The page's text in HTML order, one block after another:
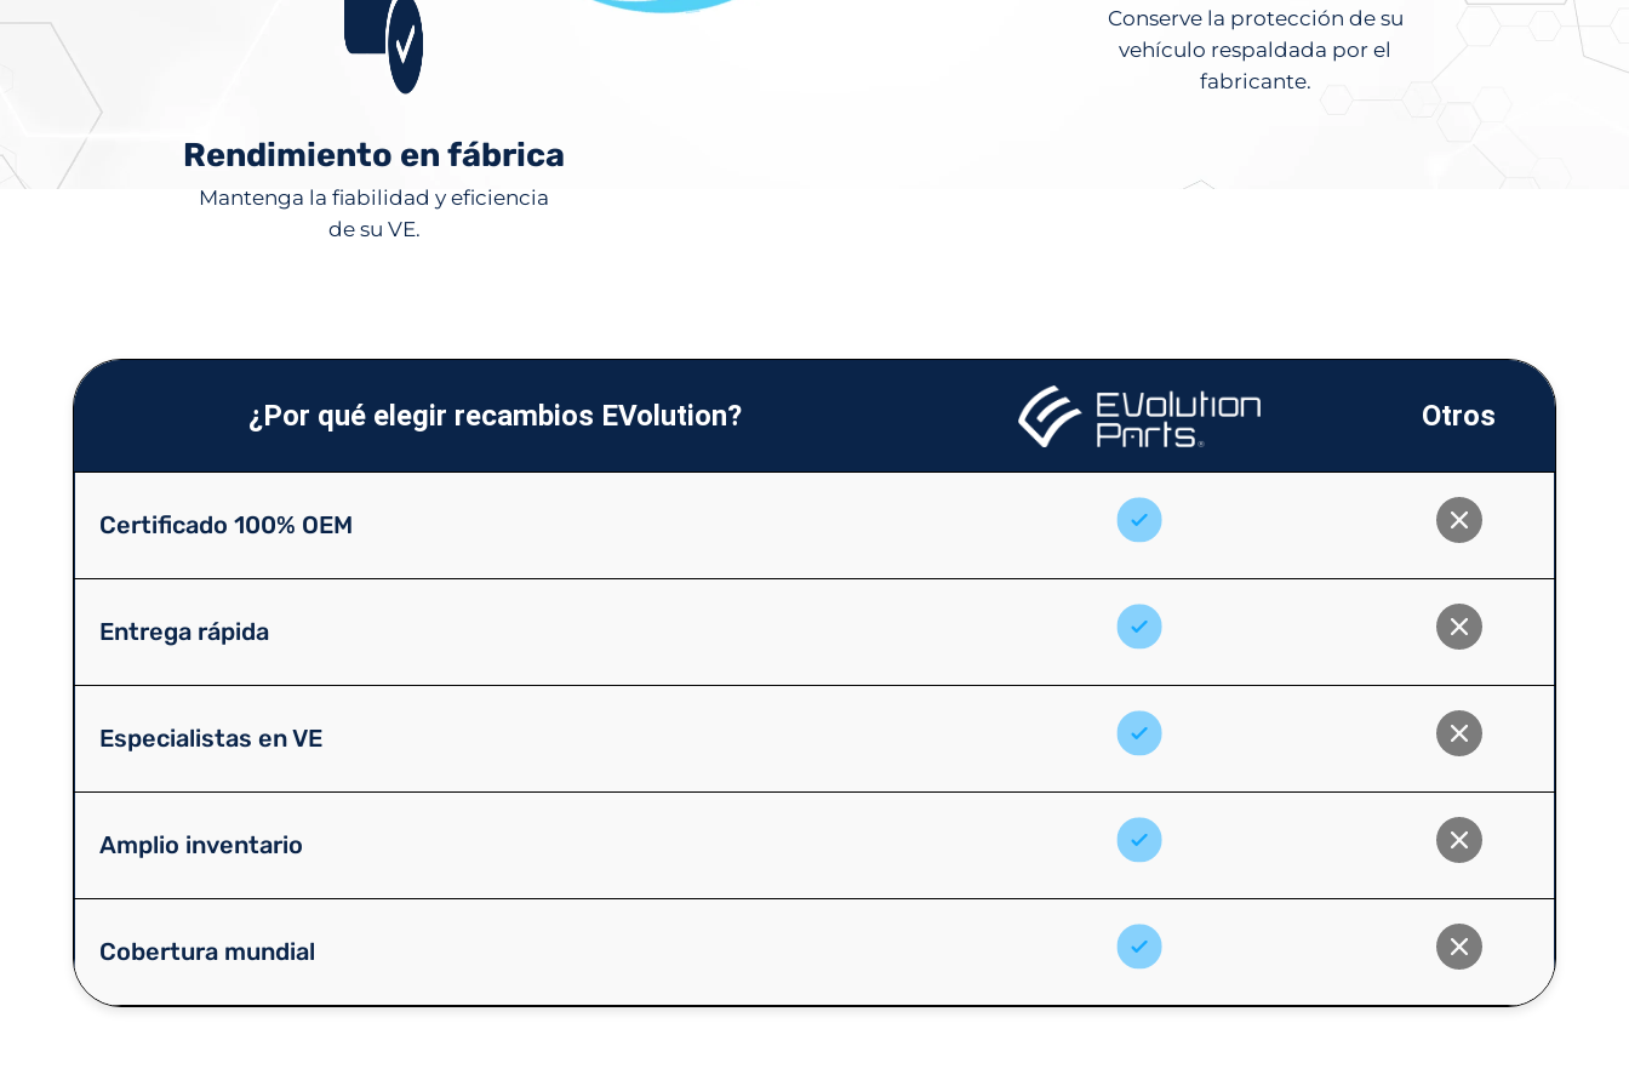
Rendimiento en fábrica
Mantenga la fiabilidad y eficiencia
de su VE.
Conserve la protección de su
vehículo respaldada por el
fabricante.
¿Por qué elegir recambios EVolution? Otros
Certificado 100% OEM
Entrega rápida
Especialistas en VE
Amplio inventario
Cobertura mundial